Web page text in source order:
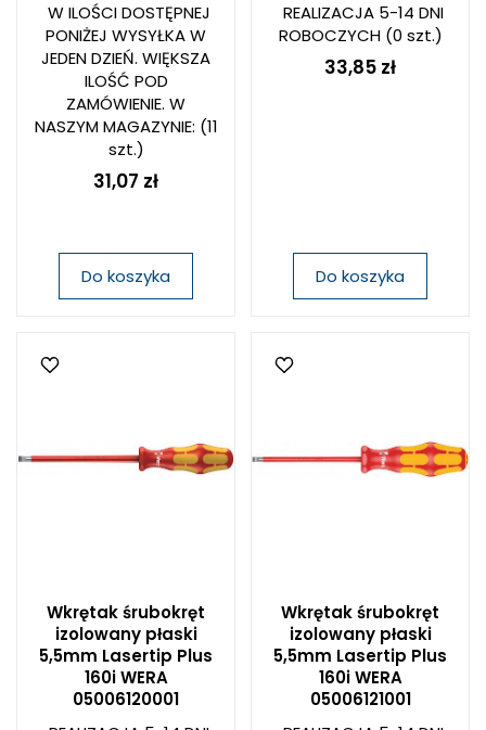
W ILOŚCI DOSTĘPNEJ
PONIŻEJ WYSYŁKA W
JEDEN DZIEŃ. WIĘKSZA
ILOŚĆ POD
ZAMÓWIENIE. W
NASZYM MAGAZYNIE: (11
szt.)
31,07 zł
Do koszyka
REALIZACJA 5-14 DNI
ROBOCZYCH(0 szt.)
33,85 zł
Do koszyka
Wkrętak śrubokręt
izolowany płaski
5,5mm Lasertip Plus
160i WERA
05006120001
Wkrętak śrubokręt
izolowany płaski
5,5mm Lasertip Plus
160i WERA
05006121001